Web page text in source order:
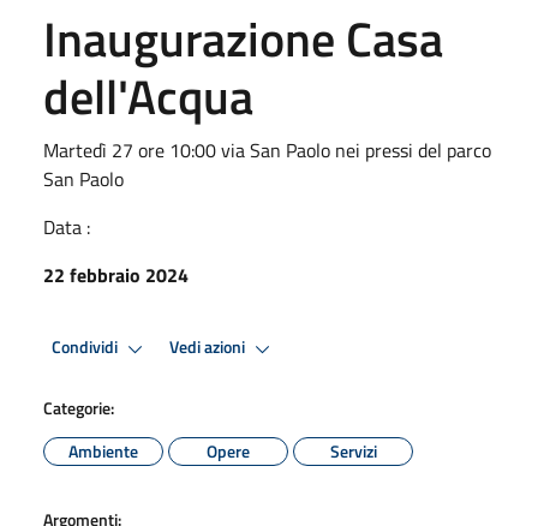
Inaugurazione Casa
dell'Acqua
Martedì 27 ore 10:00 via San Paolo nei pressi del parco
San Paolo
Data :
22 febbraio 2024
Condividi Vedi azioni
Categorie:
Ambiente
Opere Servizi
Argomenti: